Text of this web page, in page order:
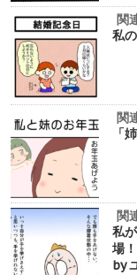
関
私
関
「
関
私
場
by